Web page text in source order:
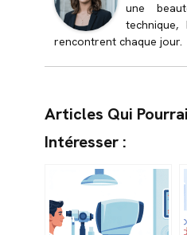
une
rencontrent chaque jour.
Articles Qui
Intéresser :